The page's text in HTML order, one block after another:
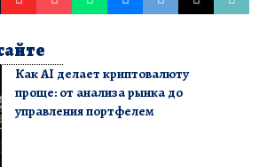
Как AI делает криптовалюту
проще: от анализа рынка до
управления портфелем